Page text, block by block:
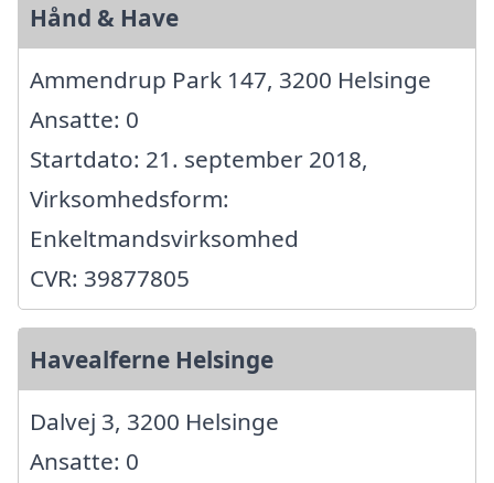
Hånd & Have
Ammendrup Park 147, 3200 Helsinge
Ansatte: 0
Startdato: 21. september 2018,
Virksomhedsform:
Enkeltmandsvirksomhed
CVR: 39877805
Havealferne Helsinge
Dalvej 3, 3200 Helsinge
Ansatte: 0